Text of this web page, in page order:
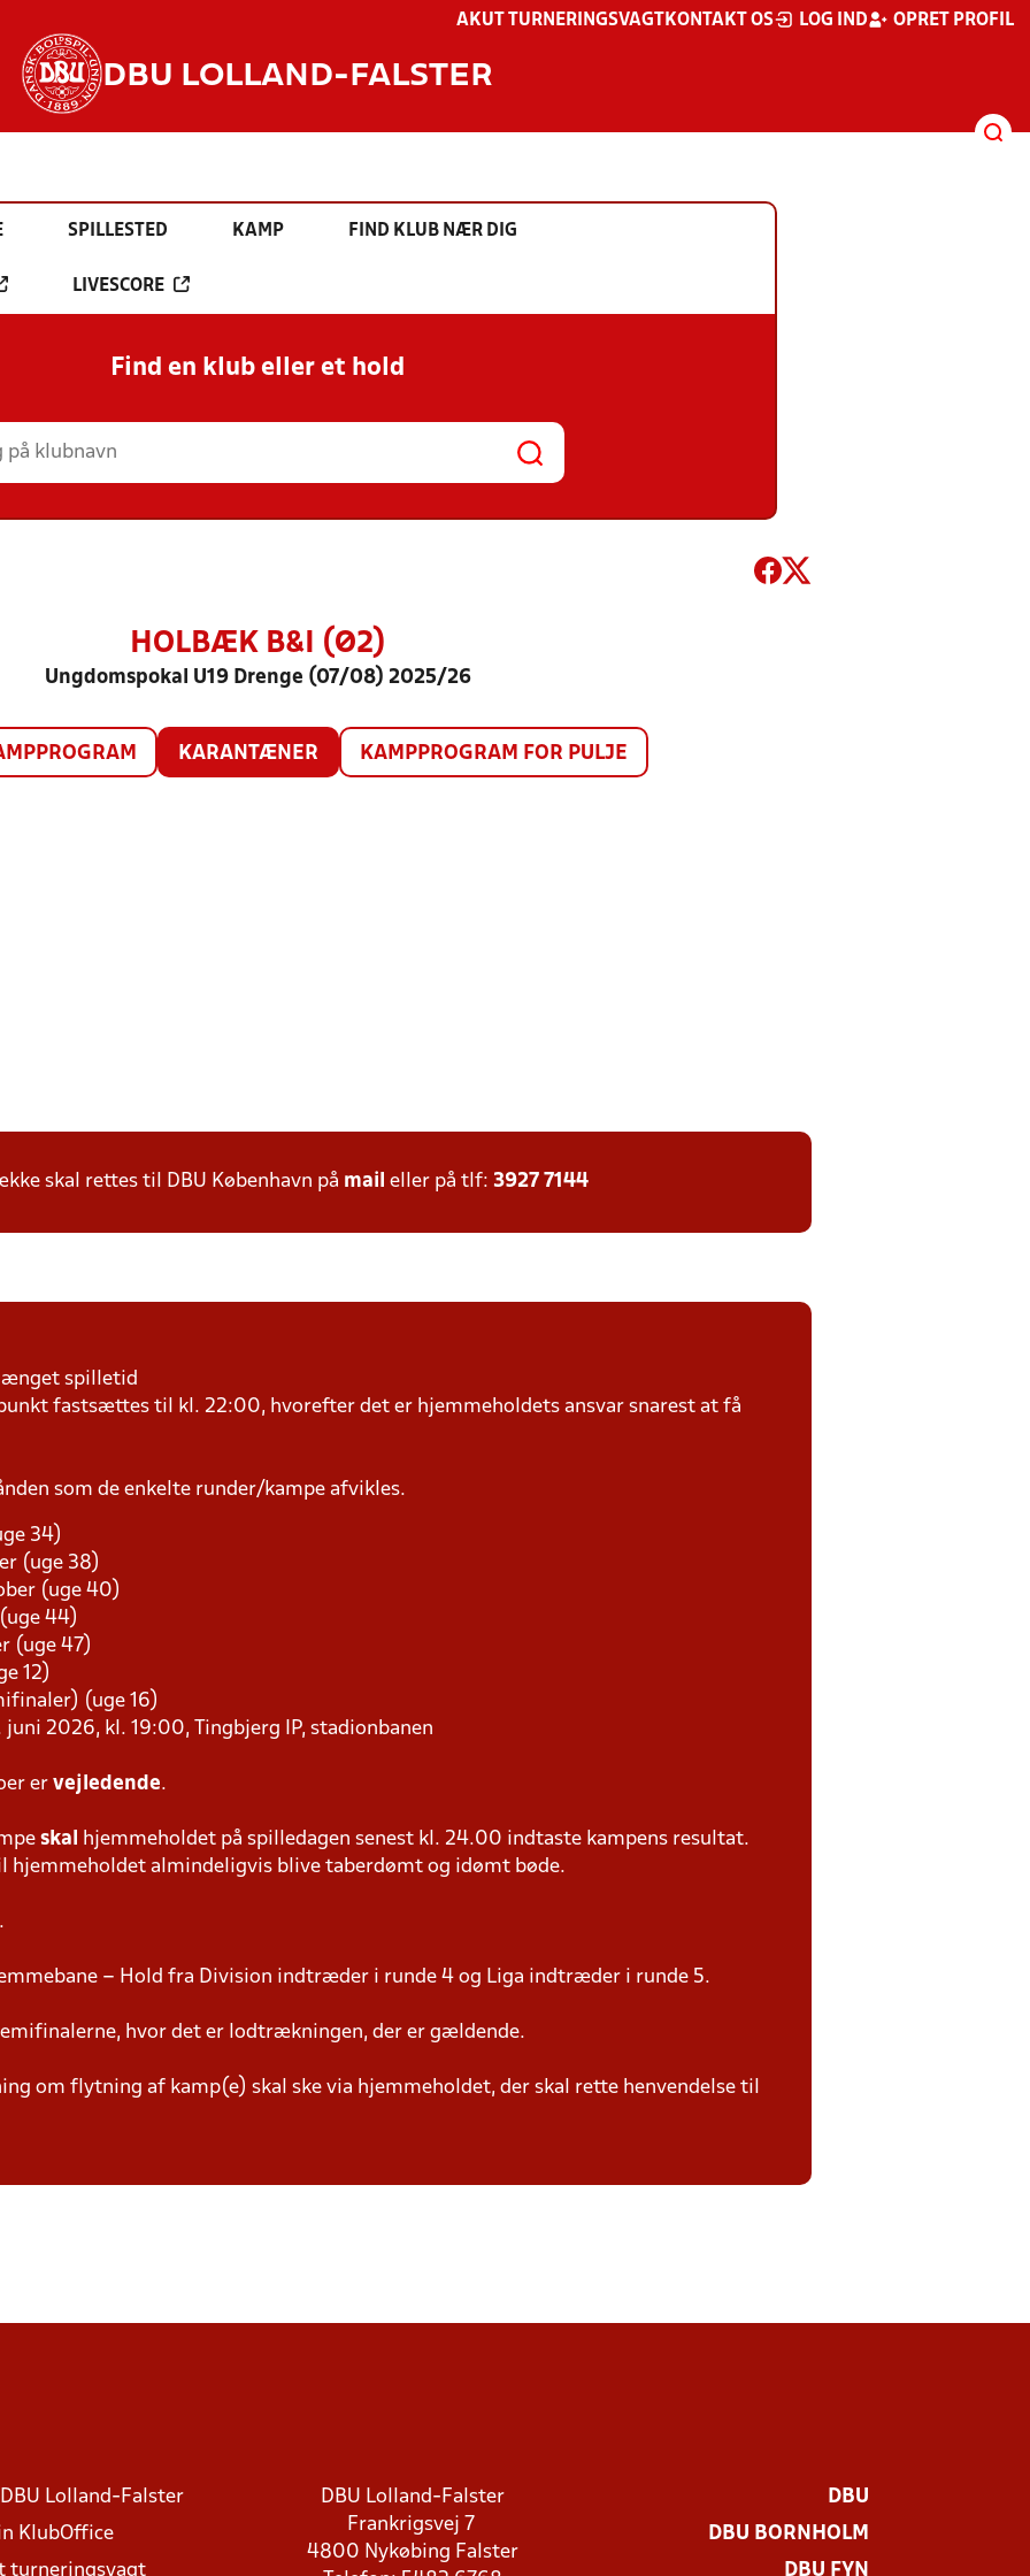
AKUT TURNERINGSVAGT KONTAKT OS LOG IND OPRET PROFIL
DBU LOLLAND-FALSTER
SPILLESTED KAMP FIND KLUB NÆR DIG
LIVESCORE
Find en klub eller et hold
HOLBÆK B&I (Ø2)
Ungdomspokal U19 Drenge (07/08) 2025/26
KARANTÆNER KAMPPROGRAM FOR PULJE
skal rettes til DBU København på mail eller på tlf: 3927 7144
spilletid
fastsættes til kl. 22:00, hvorefter det er hjemmeholdets ansvar snarest at få
som de enkelte runder/kampe afvikles.
34)
(uge 38)
(uge 40)
44)
(uge 47)
12)
(uge 16)
juni 2026, kl. 19:00, Tingbjerg IP, stadionbanen
er vejledende.
skal
hjemmeholdet på spilledagen senest kl. 24.00 indtaste kampens resultat.
hjemmeholdet almindeligvis blive taberdømt og idømt bøde.
– Hold fra Division indtræder i runde 4 og Liga indtræder i runde 5.
hvor det er lodtrækningen, der er gældende.
om flytning af kamp(e) skal ske via hjemmeholdet, der skal rette henvendelse til
Lolland-Falster
KlubOffice
turneringsvagt
DBU Lolland-Falster
Frankrigsvej 7
4800 Nykøbing Falster
DBU
DBU BORNHOLM
DBU FYN